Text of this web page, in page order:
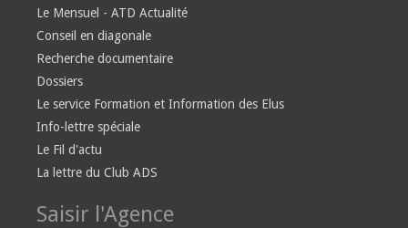
Le Mensuel - ATD Actualité
Conseil en diagonale
Recherche documentaire
Dossiers
Le service Formation et Information des Elus
Info-lettre spéciale
Le Fil d'actu
La lettre du Club ADS
Saisir l'Agence